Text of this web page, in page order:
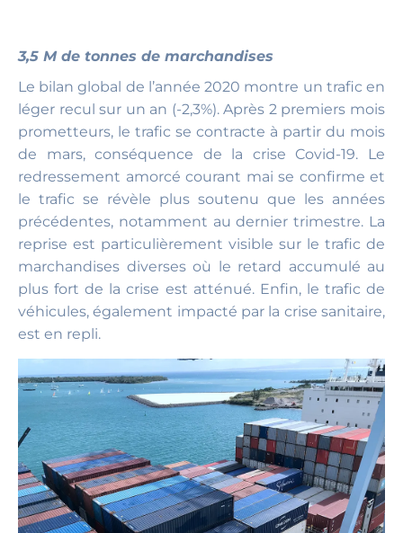
3,5 M de tonnes de marchandises
Le bilan global de l’année 2020 montre un trafic en
léger recul sur un an (-2,3%). Après 2 premiers mois
prometteurs, le trafic se contracte à partir du mois
de mars, conséquence de la crise Covid-19. Le
redressement amorcé courant mai se confirme et
le trafic se révèle plus soutenu que les années
précédentes, notamment au dernier trimestre. La
reprise est particulièrement visible sur le trafic de
marchandises diverses où le retard accumulé au
plus fort de la crise est atténué. Enfin, le trafic de
véhicules, également impacté par la crise sanitaire,
est en repli.